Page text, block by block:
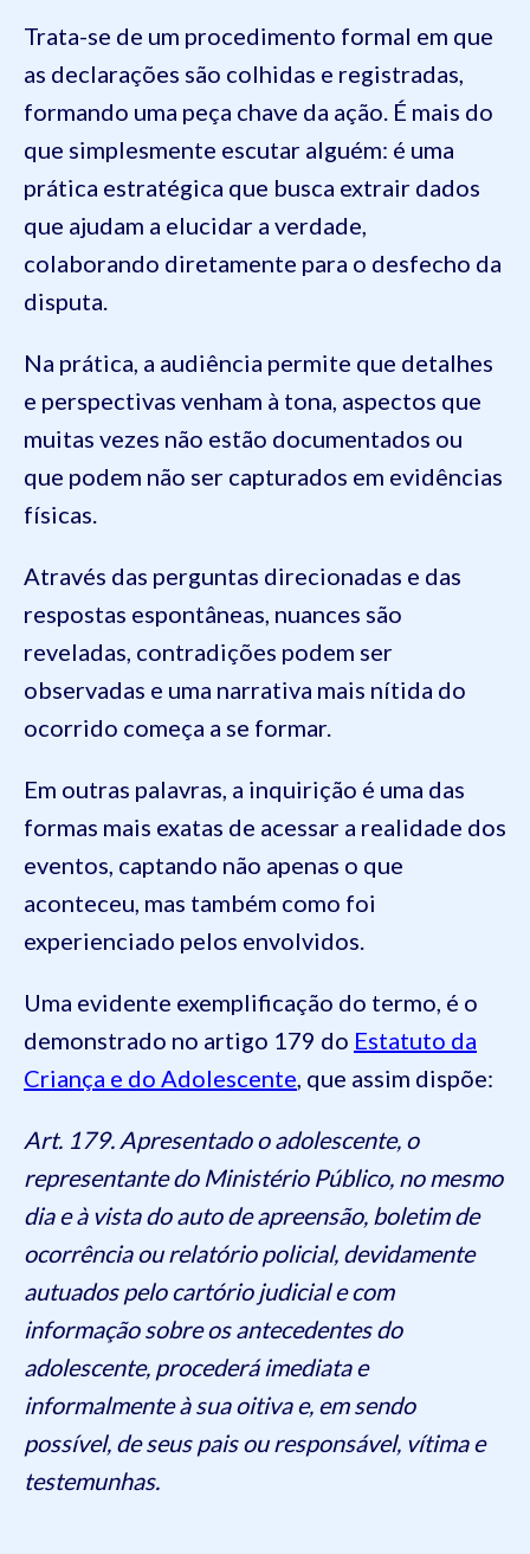
Trata-se de um procedimento formal em que
as declarações são colhidas e registradas,
formando uma peça chave da ação. É mais do
que simplesmente escutar alguém: é uma
prática estratégica que busca extrair dados
que ajudam a elucidar a verdade,
colaborando diretamente para o desfecho da
disputa.
Na prática, a audiência permite que detalhes
e perspectivas venham à tona, aspectos que
muitas vezes não estão documentados ou
que podem não ser capturados em evidências
físicas.
Através das perguntas direcionadas e das
respostas espontâneas, nuances são
reveladas, contradições podem ser
observadas e uma narrativa mais nítida do
ocorrido começa a se formar.
Em outras palavras, a inquirição é uma das
formas mais exatas de acessar a realidade dos
eventos, captando não apenas o que
aconteceu, mas também como foi
experienciado pelos envolvidos.
Uma evidente exemplificação do termo, é o
demonstrado no artigo 179 do Estatuto da
Criança e do Adolescente , que assim dispõe:
Art. 179. Apresentado o adolescente, o
representante do Ministério Público, no mesmo
dia e à vista do auto de apreensão, boletim de
ocorrência ou relatório policial, devidamente
autuados pelo cartório judicial e com
informação sobre os antecedentes do
adolescente, procederá imediata e
informalmente à sua oitiva e, em sendo
possível, de seus pais ou responsável, vítima e
testemunhas.